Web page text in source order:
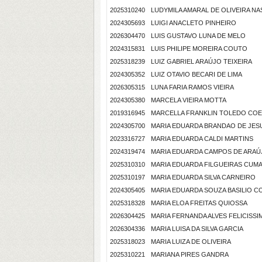
2025310240
LUDYMILA AMARAL DE OLIVEIRA
2024305693
LUIGI ANACLETO PINHEIRO
2026304470
LUIS GUSTAVO LUNA DE MELO
2024315831
LUIS PHILIPE MOREIRA COUTO
2025318239
LUIZ GABRIEL ARAÚJO TEIXEIRA
2024305352
LUIZ OTAVIO BECARI DE LIMA
2026305315
LUNA FARIA RAMOS VIEIRA
2024305380
MARCELA VIEIRA MOTTA
2019316945
MARCELLA FRANKLIN TOLEDO
2024305700
MARIA EDUARDA BRANDAO DE
2023316727
MARIA EDUARDA CALDI MARTINS
2024319474
MARIA EDUARDA CAMPOS DE
2025310310
MARIA EDUARDA FILGUEIRAS
2025310197
MARIA EDUARDA SILVA CARNEIRO
2024305405
MARIA EDUARDA SOUZA BASILIO
2025318328
MARIA ELOA FREITAS QUIOSSA
2026304425
MARIA FERNANDA ALVES
2026304336
MARIA LUISA DA SILVA GARCIA
2025318023
MARIA LUIZA DE OLIVEIRA
2025310221
MARIANA PIRES GANDRA